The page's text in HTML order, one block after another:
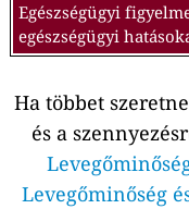
Egészségügyi
egészségügyi
Ha többet
és a
Levegőminőség